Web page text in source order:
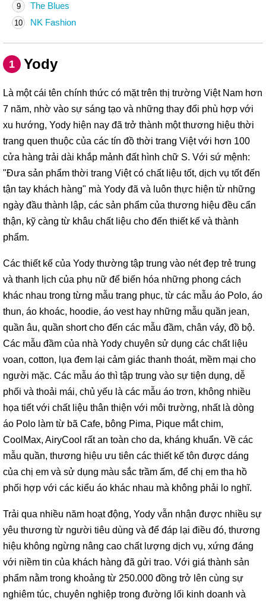
9 The Blues
10 NK Fashion
1 Yody
Là một cái tên chính thức có mặt trên thị trường Việt Nam hơn
7 năm, nhờ vào sự sáng tạo và những thay đổi phù hợp với
xu hướng, Yody hiện nay đã trở thành một thương hiệu thời
trang quen thuộc của các tín đồ thời trang Việt với hơn 100
cửa hàng trải dài khắp mảnh đất hình chữ S. Với sứ mệnh:
"Đưa sản phẩm thời trang Việt có chất liệu tốt, dịch vụ tốt đến
tận tay khách hàng" mà Yody đã và luôn thực hiện từ những
ngày đầu thành lập, các sản phẩm của thương hiệu đều cẩn
thận, kỹ càng từ khâu chất liệu cho đến thiết kế và thành
phẩm.
Các thiết kế của Yody thường tập trung vào nét đẹp trẻ trung
và thanh lịch của phụ nữ để biến hóa những phong cách
khác nhau trong từng mẫu trang phục, từ các mẫu áo Polo, áo
thun, áo khoác, hoodie, áo vest hay những mẫu quần jean,
quần âu, quần short cho đến các mẫu đầm, chân váy, đồ bộ.
Các mẫu đầm của nhà Yody chuyên sử dụng các chất liệu
voan, cotton, lụa đem lại cảm giác thanh thoát, mềm mại cho
người mặc. Các mẫu áo thì tập trung vào sự tiện dụng, dễ
phối và thoải mái, chủ yếu là các mẫu áo trơn, không nhiều
họa tiết với chất liệu thân thiện với môi trường, nhất là dòng
áo Polo làm từ bã Cafe, bông Pima, Pique mắt chim,
CoolMax, AiryCool rất an toàn cho da, kháng khuẩn. Về các
mẫu quần, thương hiệu ưu tiên các thiết kế tôn được dáng
của chị em và sử dụng màu sắc trầm ấm, để chị em tha hồ
phối hợp với các kiểu áo khác nhau mà không phải lo nghĩ.
Trải qua nhiều năm hoạt động, Yody vẫn nhận được nhiều sự
yêu thương từ người tiêu dùng và để đáp lại điều đó, thương
hiệu không ngừng nâng cao chất lượng dịch vụ, xứng đáng
với niềm tin của khách hàng đã gửi trao. Với giá thành sản
phẩm nằm trong khoảng từ 250.000 đồng trở lên cùng sự
nghiêm túc, chuyên nghiệp trong đường lối kinh doanh và